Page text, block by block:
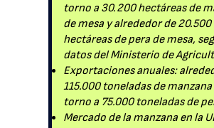
torno a 30.200 hectáreas de
de mesa y alrededor de 20.500
hectáreas de pera de mesa,
datos del Ministerio de
Exportaciones anuales:
115.000 toneladas de manzana
torno a 75.000 toneladas de
Mercado de la manzana en la